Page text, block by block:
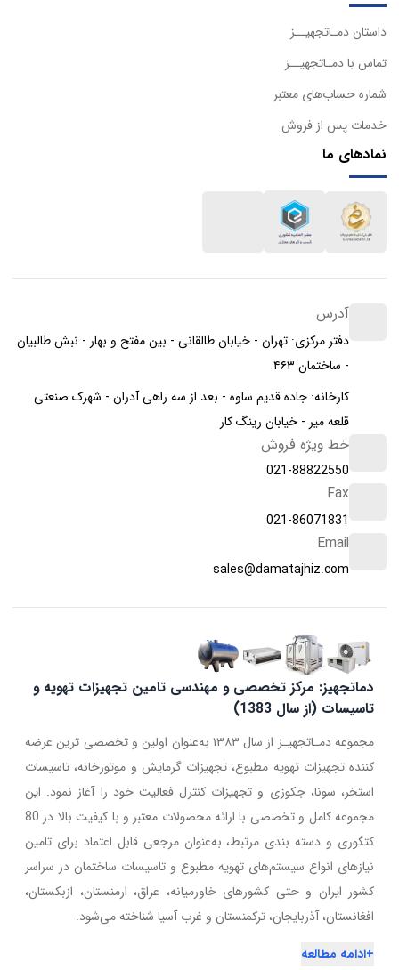
داستان دمـاتجهیــز
تماس با دمـاتجهیــز
شماره حساب‌های معتبر
خدمات پس از فروش
نمادهای ما
آدرس
دفتر مرکزی: تهران - خیابان طالقانی - بین مفتح و بهار - نبش طالبیان
- ساختمان ۴۶۳
کارخانه: جاده قدیم ساوه - بعد از سه راهی آدران - شهرک صنعتی
قلعه میر - خیابان رینگ کار
خط ویژه فروش
021-88822550
Fax
021-86071831
Email
sales@damatajhiz.com
دماتجهیز: مرکز تخصصی و مهندسی تامین تجهیزات تهویه و
تاسیسات (از سال 1383)
مجموعه دمـاتجهیـز از سال ۱۳۸۳ به‌عنوان اولین و تخصصی ترین عرضه
کننده تجهیزات تهویه مطبوع، تجهیزات گرمایش و موتورخانه، تاسیسات
استخر، سونا، جکوزی و تجهیزات کنترل فعالیت خود را آغاز نمود. این
مجموعه کامل و تخصصی با ارائه محصولات معتبر و با کیفیت بالا در 80
کتگوری و دسته بندی مرتبط، به‌عنوان مرجعی قابل اعتماد برای تامین
نیازهای انواع سیستم‌های تهویه مطبوع و تاسیسات ساختمان در سراسر
کشور ایران و حتی کشورهای خاورمیانه، عراق، ارمنستان، ازبکستان،
افغانستان، آذربایجان، ترکمنستان و غرب آسیا شناخته می‌شود.
+ادامه مطالعه